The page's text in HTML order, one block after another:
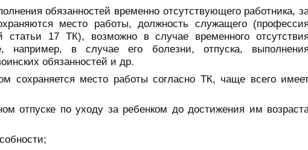
обязанностей временно отсутствующего работника,
место работы, должность служащего (профессия
статьи 17 ТК), возможно в случае временного отсутствия
например, в случае его болезни, отпуска, выполнения
обязанностей и др.
сохраняется место работы согласно ТК, чаще всего
отпуске по уходу за ребенком до достижения им